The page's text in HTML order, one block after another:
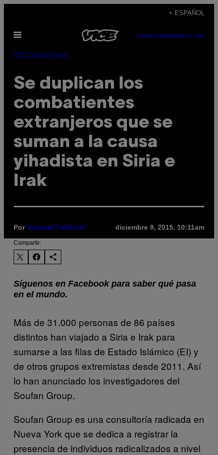
contenido
+ ESPAÑOL
Abrir
SUBSCRIBENEWSLETTER
VICE World News
Se duplican los
combatientes
extranjeros que se
suman a la causa
yihadista en Siria e
Irak
Por Samuel Oakford diciembre 9, 2015, 10:11am
Compartir:
Síguenos en Facebook para saber qué pasa
en el mundo.
Más de 31.000 personas de 86 países
distintos han viajado a Siria e Irak para
sumarse a las filas de Estado Islámico (EI) y
de otros grupos extremistas desde 2011. Así
lo han anunciado los investigadores del
Soufan Group.
Soufan Group es una consultoría radicada en
Nueva York que se dedica a registrar la
presencia de individuos radicalizados a nivel